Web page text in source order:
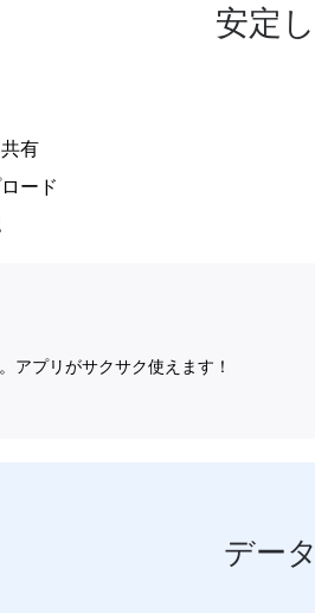
安定
有
ード
アプリがサクサク使えます！
デー